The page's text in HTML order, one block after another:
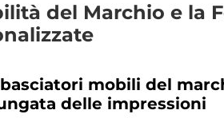
del Marchio e la
mobili del
delle impressioni